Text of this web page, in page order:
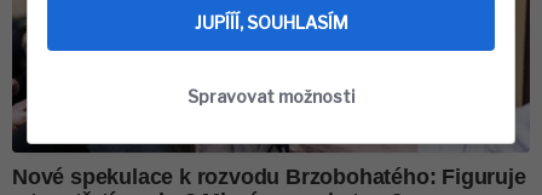
JUPÍÍÍ, SOUHLASÍM
Spravovat možnosti